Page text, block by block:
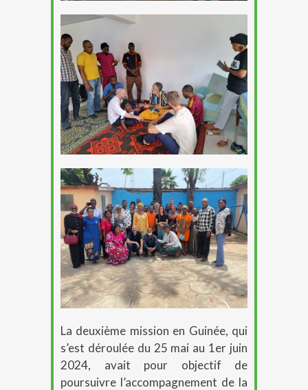
La deuxième mission en Guinée, qui
s’est déroulée du 25 mai au 1er juin
2024, avait pour objectif de
poursuivre l’accompagnement de la